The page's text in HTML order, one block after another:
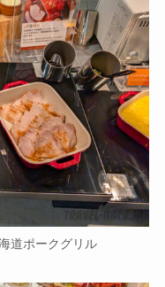
道ポークグリル